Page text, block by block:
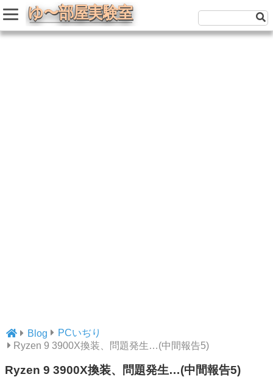
Blog
PCいぢり
Ryzen 9 3900X換装、問題発生…(中間報告5)
Ryzen 9 3900X換装、問題発生…(中間報告5)